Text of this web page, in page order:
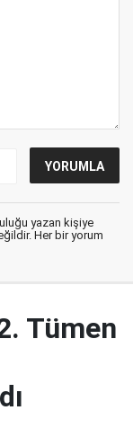
yazan kişiye
Her bir yorum
Tümen